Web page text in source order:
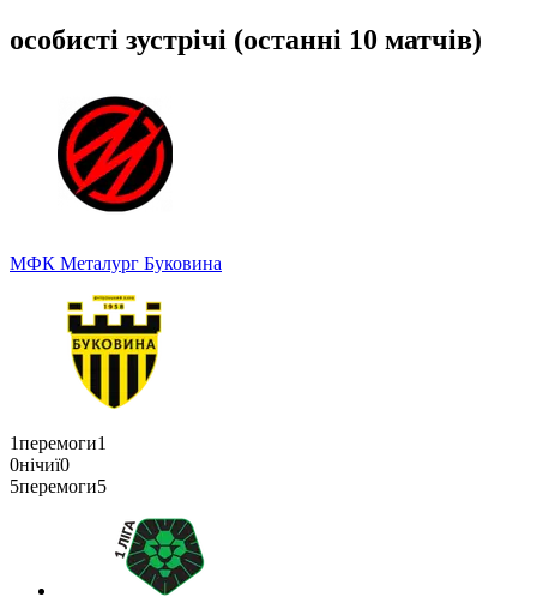
особисті зустрічі (останні 10 матчів)
МФК Металург Буковина
1перемоги1
0нічиї0
5перемоги5